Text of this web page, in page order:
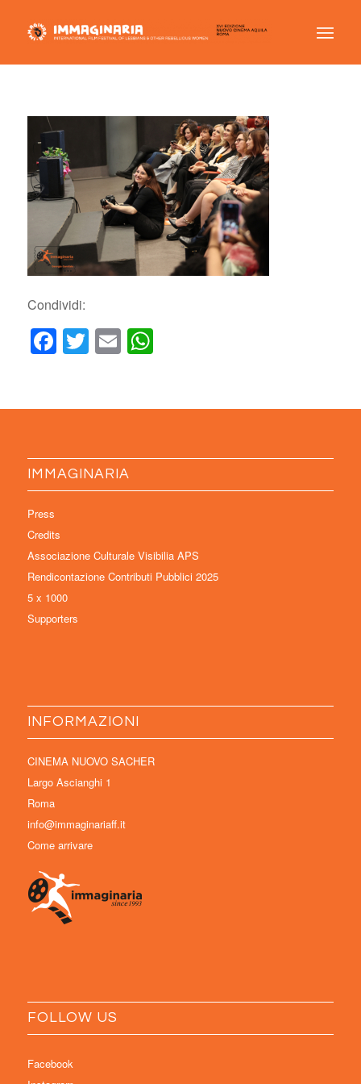
Condividi:
Facebook
Twitter
EmailWhatsApp
IMMAGINARIA
Press
Credits
Associazione Culturale Visibilia APS
Rendicontazione Contributi Pubblici 2025
5 x 1000
Supporters
INFORMAZIONI
CINEMA NUOVO SACHER
Largo Ascianghi 1
Roma
info@immaginariaff.it
Come arrivare
FOLLOW US
Facebook